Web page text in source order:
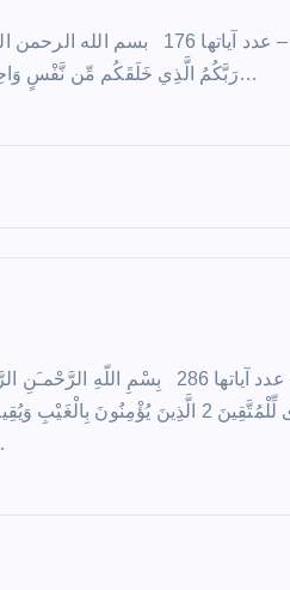
سورة النساء – سورة 4 – عدد آياتها
رَبَّكُمُ الَّذِي خَلَقَكُم مِّن نَّفْسٍ وَاحِدَةٍ وَخَلَقَ مِنْهَا زَوْجَهَا وَبَثَّ…
رَيْبَ فِيهِ هُدًى لِّلْمُتَّقِينَ 2 الَّذِينَ